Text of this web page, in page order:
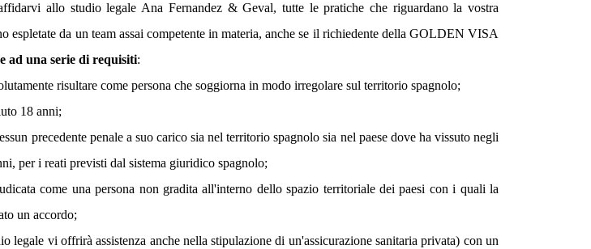
allo studio legale Ana Fernandez & Geval, tutte le pratiche che riguardano la vostra
espletate da un team assai competente in materia, anche se il richiedente della GOLDEN VISA
ad una serie di requisiti:
risultare come persona che soggiorna in modo irregolare sul territorio spagnolo;
18 anni;
precedente penale a suo carico sia nel territorio spagnolo sia nel paese dove ha vissuto negli
per i reati previsti dal sistema giuridico spagnolo;
come una persona non gradita all'interno dello spazio territoriale dei paesi con i quali la
un accordo;
vi offrirà assistenza anche nella stipulazione di un'assicurazione sanitaria privata) con un